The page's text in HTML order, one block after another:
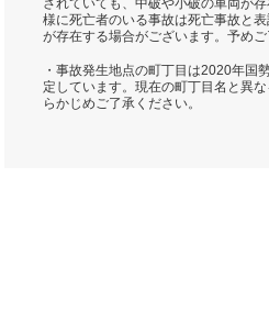
されていても、中破や小破の車両が
様に死亡者のいる事故は死亡事故と
が存在する場合がございます。予めご
・事故発生地点の町丁目は2020年国
定しています。現在の町丁目名と異
らかじめご了承ください。